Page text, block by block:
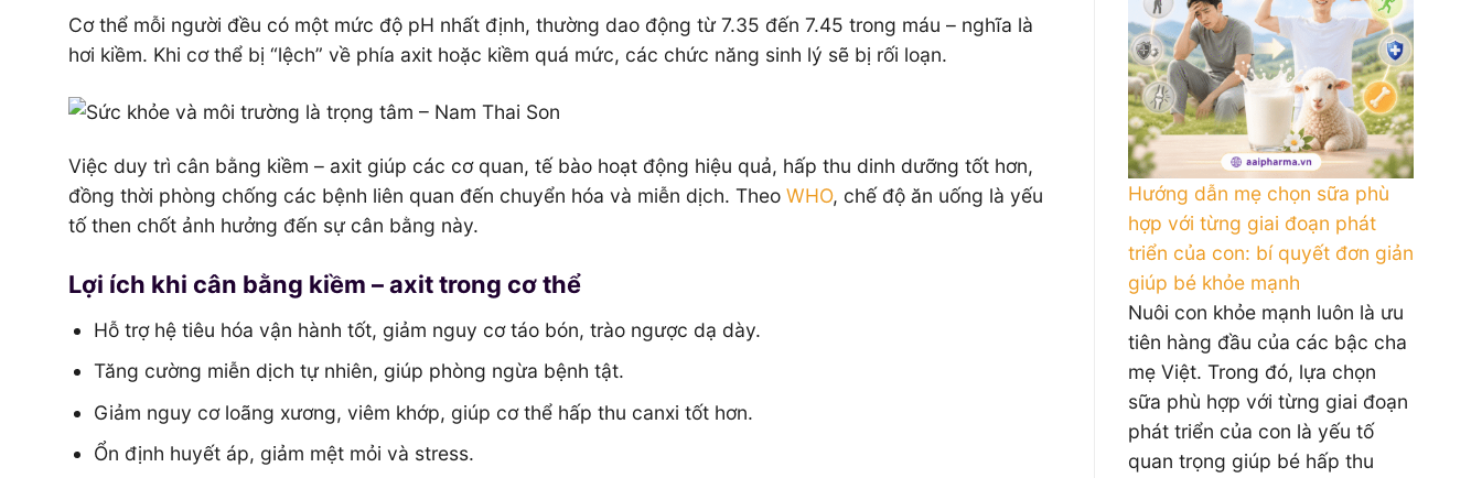
Cơ thể mỗi người đều có một mức độ pH nhất định, thường dao động từ 7.35 đến 7.45 trong máu – nghĩa là
hơi kiềm. Khi cơ thể bị “lệch” về phía axit hoặc kiềm quá mức, các chức năng sinh lý sẽ bị rối loạn.
Việc duy trì cân bằng kiềm – axit giúp các cơ quan, tế bào hoạt động hiệu quả, hấp thu dinh dưỡng tốt hơn,
đồng thời phòng chống các bệnh liên quan đến chuyển hóa và miễn dịch. Theo WHO, chế độ ăn uống là yếu
tố then chốt ảnh hưởng đến sự cân bằng này.
Lợi ích khi cân bằng kiềm – axit trong cơ thể
Hỗ trợ hệ tiêu hóa vận hành tốt, giảm nguy cơ táo bón, trào ngược dạ dày.
Tăng cường miễn dịch tự nhiên, giúp phòng ngừa bệnh tật.
Giảm nguy cơ loãng xương, viêm khớp, giúp cơ thể hấp thu canxi tốt hơn.
Ổn định huyết áp, giảm mệt mỏi và stress.
Hướng dẫn mẹ chọn sữa phù
hợp với từng giai đoạn phát
triển của con: bí quyết đơn giản
giúp bé khỏe mạnh
Nuôi con khỏe mạnh luôn là ưu
tiên hàng đầu của các bậc cha
mẹ Việt. Trong đó, lựa chọn
sữa phù hợp với từng giai đoạn
phát triển của con là yếu tố
quan trọng giúp bé hấp thu